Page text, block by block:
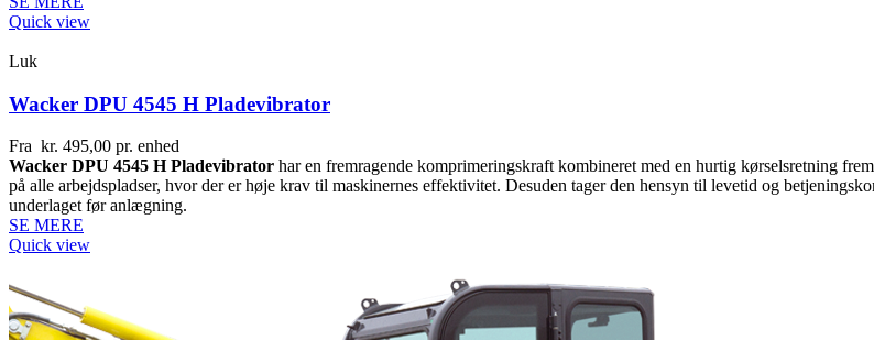
Quick view
Luk
Wacker DPU 4545 H Pladevibrator
Fra kr. 495,00 pr. enhed
Wacker DPU 4545 H Pladevibrator har en fremragende komprimeringskraft kombineret med en hurtig kørselsretning
på alle arbejdspladser, hvor der er høje krav til maskinernes effektivitet. Desuden tager den hensyn til levetid og
underlaget før anlægning.
SE MERE
Quick view